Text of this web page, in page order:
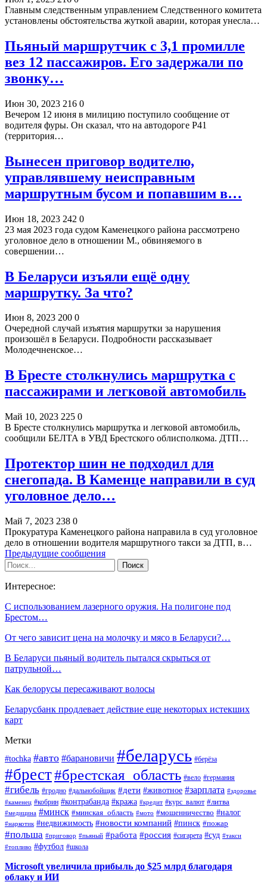
Главным следственным управлением Следственного комитета
установлены обстоятельства жуткой аварии, которая унесла…
Пьяный маршрутчик с 3,1 промилле
вез 12 пассажиров. Его задержали по
звонку…
Июн 30, 2023 216 0
Вечером 12 июня в милицию поступило сообщение от
водителя фуры. Он сказал, что на автодороге Р41
(территория…
Вынесен приговор водителю,
управлявшему неисправным
маршрутным бусом и попавшим в…
Июн 18, 2023 242 0
23 мая 2023 года судом Каменецкого района рассмотрено
уголовное дело в отношении М., обвиняемого в
совершении…
В Беларуси изъяли ещё одну
маршрутку. За что?
Июн 8, 2023 200 0
Очередной случай изъятия маршрутки за нарушения
произошёл в Беларуси. Подробности рассказывает
Молодечненское…
В Бресте столкнулись маршрутка с
пассажирами и легковой автомобиль
Май 10, 2023 225 0
В Бресте столкнулись маршрутка и легковой автомобиль,
сообщили БЕЛТА в УВД Брестского облисполкома. ДТП…
Протектор шин не подходил для
снегопада. В Каменце направили в суд
уголовное дело…
Май 7, 2023 238 0
Прокуратура Каменецкого района направила в суд уголовное
дело в отношении водителя маршрутного такси за ДТП, в…
Предыдущие сообщения
Интересное:
С использованием лазерного оружия. На полигоне под
Брестом…
От чего зависит цена на молочку и мясо в Беларуси?…
В Беларуси пьяный водитель пытался скрыться от
патрульной…
Как белорусы пересаживают волосы
Беларусбанк продлевает действие еще некоторых истекших
карт
Метки
#tochka #авто #барановичи #беларусь #берёза
#брест#брестская_область #вело #германия
#гибель #гродно #дальнобойщик #дети #животное #зарплата #здоровье
#каменец #кобрин #контрабанда #кража #кредит #курс_валют #литва
#медицина #минск #минская_область #мото #мошенничество #налог
#наркотик #недвижимость #новости компаний #пинск #пожар
#польша #приговор #пьяный #работа #россия #сигарета #суд #такси
#топливо #футбол #школа
Microsoft увеличила прибыль до $25 млрд благодаря
облаку и ИИ